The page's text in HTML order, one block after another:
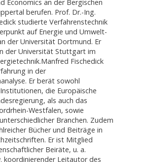
Economics an der Bergischen
berufen. Prof. Dr.-Ing.
studierte Verfahrenstechnik
auf Energie und Umwelt-
der Universität Dortmund. Er
der Universität Stuttgart im
Fischedick
in der
Er berät sowohl
die Europäische
als auch das
Westfalen, sowie
Branchen. Zudem
Bücher und Beiträge in
Er ist Mitglied
Beiräte, u. a.
koordinierender Leitautor des